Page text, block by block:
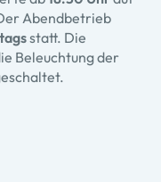
Abendbetrieb
statt. Die
Beleuchtung der